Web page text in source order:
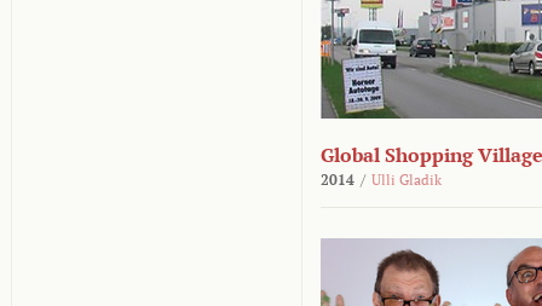
Global Shopping Village
2014 / Ulli Gladik